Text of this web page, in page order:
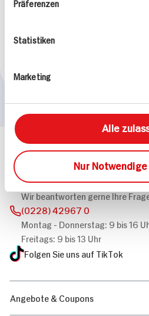
Präferenzen
Statistiken
Marketing
Alle
Nur
frischem Salat dazu
35 min
Leicht
Häufig gestellte Fragen
Mehr Informationen in unserem
kontakt
hit.de
Wir beantworten gerne Ihre
(0228) 42967 0
Montag - Donnerstag: 9 bis 16
Freitags: 9 bis 13 Uhr
Folgen Sie uns auf TikTok
Angebote & Coupons